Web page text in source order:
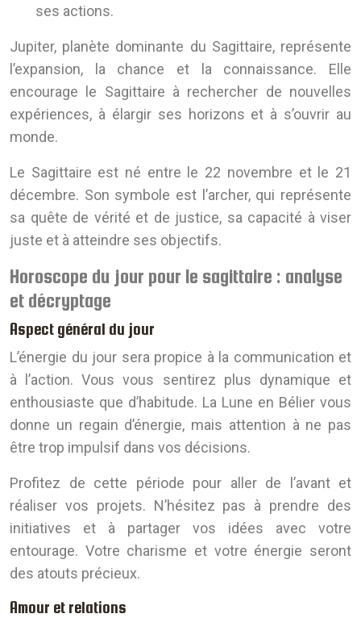
ses actions.
Jupiter, planète dominante du Sagittaire, représente
l’expansion, la chance et la connaissance. Elle
encourage le Sagittaire à rechercher de nouvelles
expériences, à élargir ses horizons et à s’ouvrir au
monde.
Le Sagittaire est né entre le 22 novembre et le 21
décembre. Son symbole est l’archer, qui représente
sa quête de vérité et de justice, sa capacité à viser
juste et à atteindre ses objectifs.
Horoscope du jour pour le sagittaire : analyse
et décryptage
Aspect général du jour
L’énergie du jour sera propice à la communication et
à l’action. Vous vous sentirez plus dynamique et
enthousiaste que d’habitude. La Lune en Bélier vous
donne un regain d’énergie, mais attention à ne pas
être trop impulsif dans vos décisions.
Profitez de cette période pour aller de l’avant et
réaliser vos projets. N’hésitez pas à prendre des
initiatives et à partager vos idées avec votre
entourage. Votre charisme et votre énergie seront
des atouts précieux.
Amour et relations